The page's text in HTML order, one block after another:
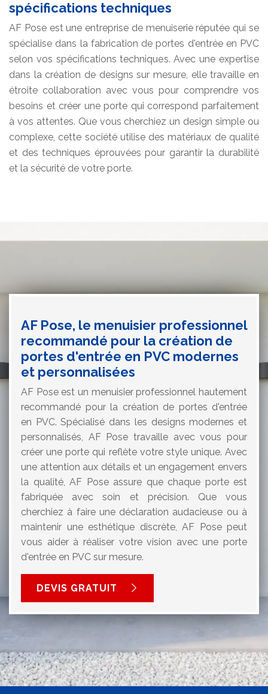
spécifications techniques
AF Pose est une entreprise de menuiserie réputée qui se
spécialise dans la fabrication de portes d'entrée en PVC
selon vos spécifications techniques. Avec une expertise
dans la création de designs sur mesure, elle travaille en
étroite collaboration avec vous pour comprendre vos
besoins et créer une porte qui correspond parfaitement
à vos attentes. Que vous cherchiez un design simple ou
complexe, cette société utilise des matériaux de qualité
et des techniques éprouvées pour garantir la durabilité
et la sécurité de votre porte.
AF Pose, le menuisier professionnel
recommandé pour la création de
portes d'entrée en PVC modernes
et personnalisées
AF Pose est un menuisier professionnel hautement
recommandé pour la création de portes d'entrée
en PVC. Spécialisé dans les designs modernes et
personnalisés, AF Pose travaille avec vous pour
créer une porte qui reflète votre style unique. Avec
une attention aux détails et un engagement envers
la qualité, AF Pose assure que chaque porte est
fabriquée avec soin et précision. Que vous
cherchiez à faire une déclaration audacieuse ou à
maintenir une esthétique discrète, AF Pose peut
vous aider à réaliser votre vision avec une porte
d'entrée en PVC sur mesure.
DEVIS GRATUIT